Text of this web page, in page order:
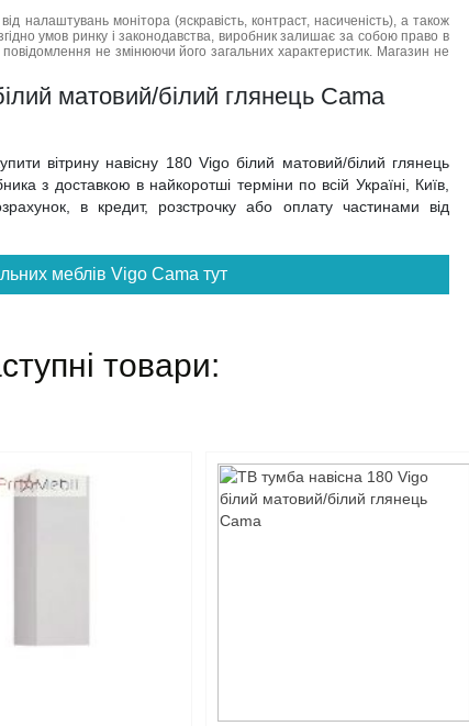
налаштувань монітора (яскравість, контраст, насиченість), а також
умов ринку і законодавства, виробник залишає за собою право в
не змінюючи його загальних характеристик. Магазин не
матовий/білий глянець Cama
вітрину навісну 180 Vigo білий матовий/білий глянець
з доставкою в найкоротші терміни по всій Україні, Київ,
в кредит, розстрочку або оплату частинами від
меблів Vigo Cama тут
товари: